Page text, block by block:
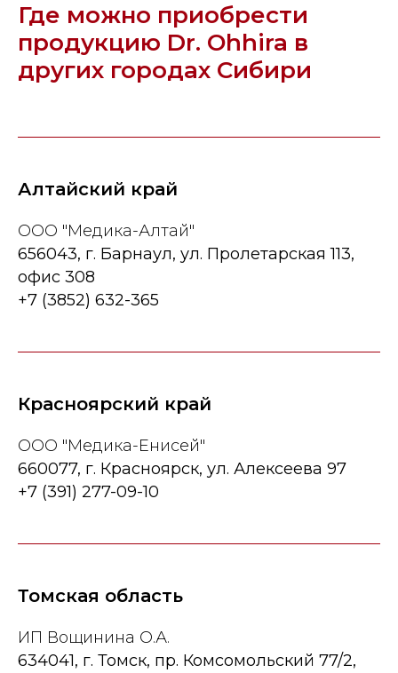
Где можно приобрести
продукцию Dr. Ohhira в
других городах Сибири
Алтайский край
ООО "Медика-Алтай"
656043, г. Барнаул, ул. Пролетарская 113,
офис 308
+7 (3852) 632-365
Красноярский край
ООО "Медика-Енисей"
660077, г. Красноярск, ул. Алексеева 97
+7 (391) 277-09-10
Томская область
ИП Вощинина О.А.
634041, г. Томск, пр. Комсомольский 77/2,